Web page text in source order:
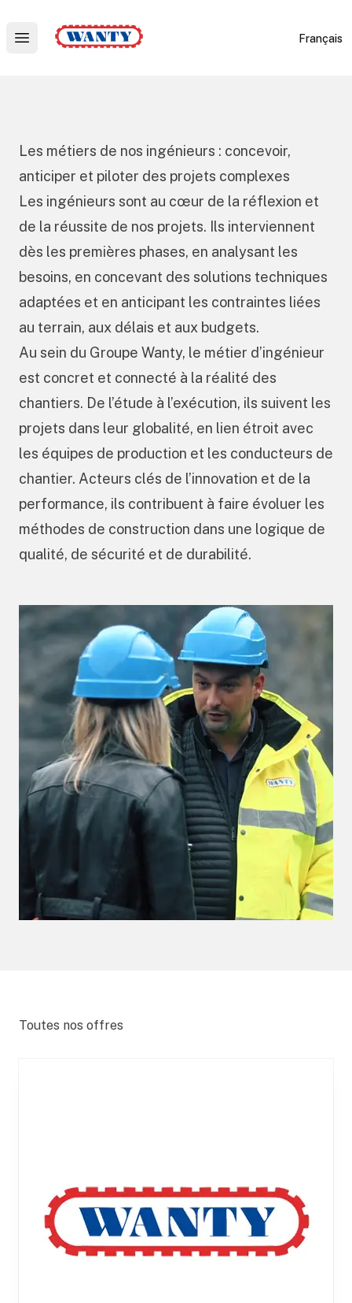
Open main menu
Wanty
Français
Les métiers de nos ingénieurs : concevoir,
anticiper et piloter des projets complexes
Les ingénieurs sont au cœur de la réflexion et
de la réussite de nos projets. Ils interviennent
dès les premières phases, en analysant les
besoins, en concevant des solutions techniques
adaptées et en anticipant les contraintes liées
au terrain, aux délais et aux budgets.
Au sein du Groupe Wanty, le métier d’ingénieur
est concret et connecté à la réalité des
chantiers. De l’étude à l’exécution, ils suivent les
projets dans leur globalité, en lien étroit avec
les équipes de production et les conducteurs de
chantier. Acteurs clés de l’innovation et de la
performance, ils contribuent à faire évoluer les
méthodes de construction dans une logique de
qualité, de sécurité et de durabilité.
Toutes nos offres